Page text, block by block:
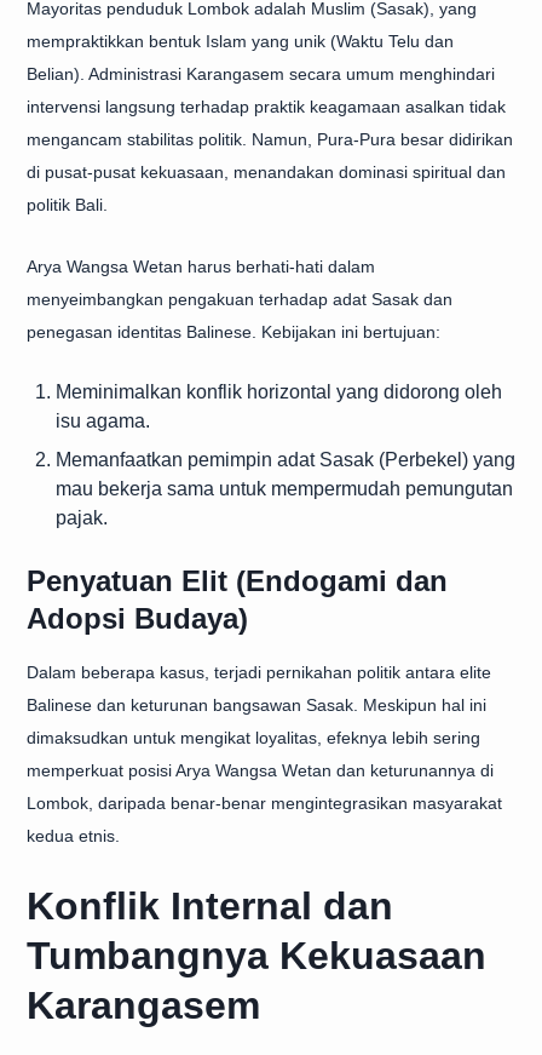
Mayoritas penduduk Lombok adalah Muslim (Sasak), yang
mempraktikkan bentuk Islam yang unik (Waktu Telu dan
Belian). Administrasi Karangasem secara umum menghindari
intervensi langsung terhadap praktik keagamaan asalkan tidak
mengancam stabilitas politik. Namun, Pura-Pura besar didirikan
di pusat-pusat kekuasaan, menandakan dominasi spiritual dan
politik Bali.
Arya Wangsa Wetan harus berhati-hati dalam
menyeimbangkan pengakuan terhadap adat Sasak dan
penegasan identitas Balinese. Kebijakan ini bertujuan:
Meminimalkan konflik horizontal yang didorong oleh
isu agama.
Memanfaatkan pemimpin adat Sasak (Perbekel) yang
mau bekerja sama untuk mempermudah pemungutan
pajak.
Penyatuan Elit (Endogami dan
Adopsi Budaya)
Dalam beberapa kasus, terjadi pernikahan politik antara elite
Balinese dan keturunan bangsawan Sasak. Meskipun hal ini
dimaksudkan untuk mengikat loyalitas, efeknya lebih sering
memperkuat posisi Arya Wangsa Wetan dan keturunannya di
Lombok, daripada benar-benar mengintegrasikan masyarakat
kedua etnis.
Konflik Internal dan
Tumbangnya Kekuasaan
Karangasem